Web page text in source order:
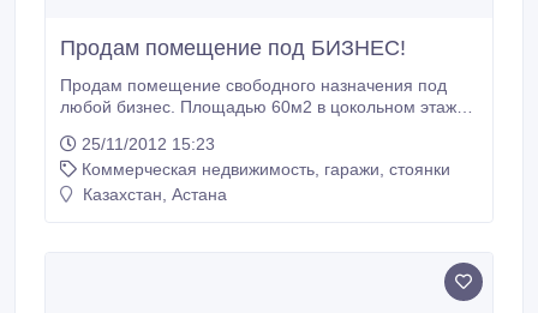
Продам помещение под БИЗНЕС!
Продам помещение свободного назначения под
любой бизнес. Площадью 60м2 в цокольном этаже
проходящем месте. Цена 70 000у.е. торг..
25/11/2012 15:23
Коммерческая недвижимость, гаражи, стоянки
Казахстан, Астана